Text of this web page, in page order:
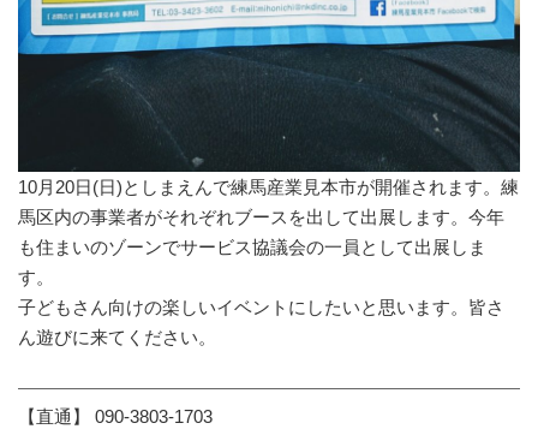
10月20日(日)としまえんで練馬産業見本市が開催されます。練
馬区内の事業者がそれぞれブースを出して出展します。今年
も住まいのゾーンでサービス協議会の一員として出展しま
す。
子どもさん向けの楽しいイベントにしたいと思います。皆さ
ん遊びに来てください。
【直通】 090-3803-1703